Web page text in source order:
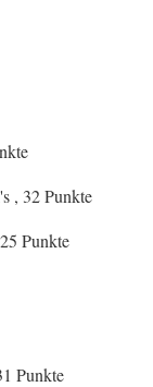
, 32 Punkte
Punkte
Punkte